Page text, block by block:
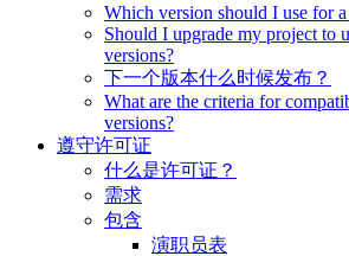
Which version should I use for
Should I upgrade my project to
versions?
下一个版本什么时候发布？
What are the criteria for
versions?
遵守许可证
什么是许可证？
需求
包含
演职员表